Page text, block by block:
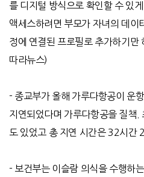
를 디지털 방식으로 확인할 수 있
액세스하려면 부모가 자녀의 데이
정에 연결된 프로필로 추가하기만
따라뉴스)
- 종교부가 올해 가루다항공이 운
지연되었다며 가루다항공을 질책
도 있었고 총 지연 시간은32시간
- 보건부는 이슬람 의식을 수행하